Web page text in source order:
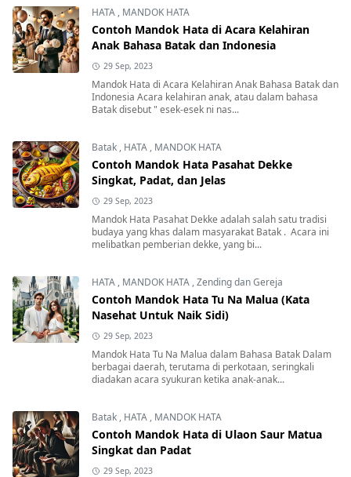
HATA , MANDOK HATA
Contoh Mandok Hata di Acara Kelahiran
Anak Bahasa Batak dan Indonesia
29 Sep, 2023
Mandok Hata di Acara Kelahiran Anak Bahasa Batak dan
Indonesia Acara kelahiran anak, atau dalam bahasa
Batak disebut " esek-esek ni nas...
Batak , HATA , MANDOK HATA
Contoh Mandok Hata Pasahat Dekke
Singkat, Padat, dan Jelas
29 Sep, 2023
Mandok Hata Pasahat Dekke adalah salah satu tradisi
budaya yang khas dalam masyarakat Batak . Acara ini
melibatkan pemberian dekke, yang bi...
HATA , MANDOK HATA ,Zending dan Gereja
Contoh Mandok Hata Tu Na Malua (Kata
Nasehat Untuk Naik Sidi)
29 Sep, 2023
Mandok Hata Tu Na Malua dalam Bahasa Batak Dalam
berbagai daerah, terutama di perkotaan, seringkali
diadakan acara syukuran ketika anak-anak...
Batak , HATA , MANDOK HATA
Contoh Mandok Hata di Ulaon Saur Matua
Singkat dan Padat
29 Sep, 2023